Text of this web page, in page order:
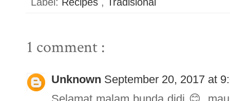
1 comment :
Unknown September 20, 2017 at